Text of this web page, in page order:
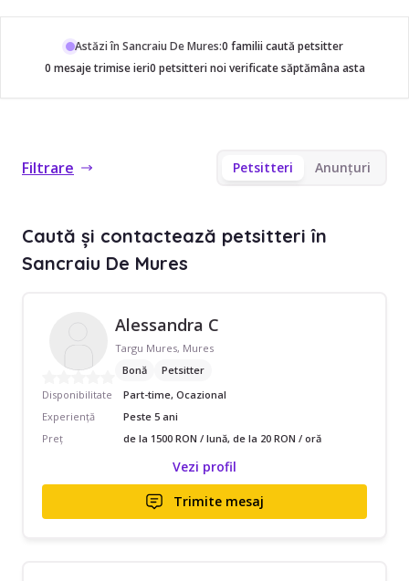
Astăzi în Sancraiu De Mures:0 familii caută petsitter
0 mesaje trimise ieri0 petsitteri noi verificate săptămâna asta
Filtrare Petsitteri Anunțuri
Caută și contactează petsitteri în
Sancraiu De Mures
Alessandra C
Targu Mures, Mures
Bonă
Petsitter
Disponibilitate
Part-time, Ocazional
Experiență
Peste 5 ani
Preț
de la 1500 RON / lună, de la 20 RON / oră
Vezi profil
Trimite mesaj